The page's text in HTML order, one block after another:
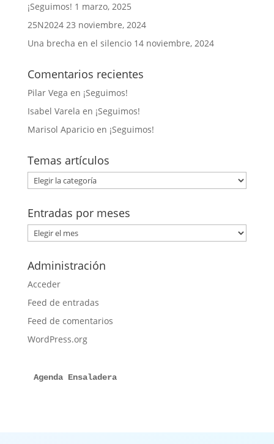
¡Seguimos! 1 marzo, 2025
25N2024 23 noviembre, 2024
Una brecha en el silencio 14 noviembre, 2024
Comentarios recientes
Pilar Vega en ¡Seguimos!
Isabel Varela en ¡Seguimos!
Marisol Aparicioen ¡Seguimos!
Temas artículos
Temas
artículos
Entradas por meses
Entradas
por
meses
Administración
Acceder
Feed de entradas
Feed de comentarios
WordPress.org
Agenda Ensaladera